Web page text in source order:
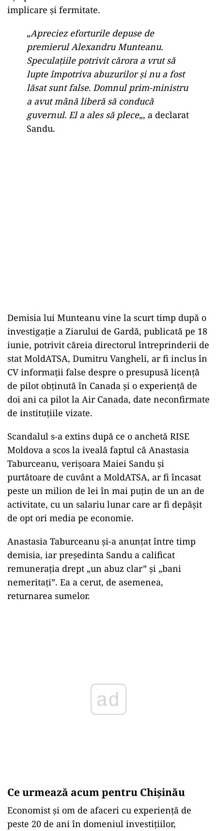
implicare și fermitate.
„Apreciez eforturile depuse de
premierul Alexandru Munteanu.
Speculațiile potrivit cărora a vrut să
lupte împotriva abuzurilor și nu a fost
lăsat sunt false. Domnul prim-ministru
a avut mână liberă să conducă
guvernul. El a ales să plece„, a declarat
Sandu.
Demisia lui Munteanu vine la scurt timp după o
investigație a Ziarului de Gardă, publicată pe 18
iunie, potrivit căreia directorul întreprinderii de
stat MoldATSA, Dumitru Vangheli, ar fi inclus în
CV informații false despre o presupusă licență
de pilot obținută în Canada și o experiență de
doi ani ca pilot la Air Canada, date neconfirmate
de instituțiile vizate.
Scandalul s-a extins după ce o anchetă RISE
Moldova a scos la iveală faptul că Anastasia
Taburceanu, verișoara Maiei Sandu și
purtătoare de cuvânt a MoldATSA, ar fi încasat
peste un milion de lei în mai puțin de un an de
activitate, cu un salariu lunar care ar fi depășit
de opt ori media pe economie.
Anastasia Taburceanu și-a anunțat între timp
demisia, iar președinta Sandu a calificat
remunerația drept „un abuz clar” și „bani
nemeritați”. Ea a cerut, de asemenea,
returnarea sumelor.
ad
Ce urmează acum pentru Chișinău
Economist și om de afaceri cu experiență de
peste 20 de ani în domeniul investițiilor,